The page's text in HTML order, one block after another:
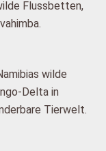
Flussbetten,
wilde
Delta in
Tierwelt.